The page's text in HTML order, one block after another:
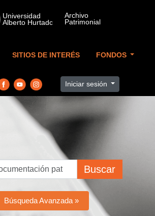
SITIOS DE INTERÉS FONDOS
Iniciar sesión
Buscar
Búsqueda Avanzada »